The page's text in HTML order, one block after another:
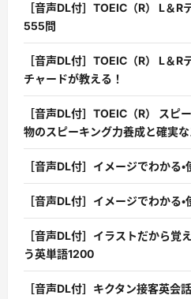
［音声DL付］TOEIC（R） L＆
555問
［音声DL付］TOEIC（R） L＆
チャードが教える！
［音声DL付］TOEIC（R） スピ
物のスピーキング力養成と確実
［音声DL付］イメージでわかる
［音声DL付］イメージでわかる
［音声DL付］イラストだから覚
う英単語1200
［音声DL付］キクタン接客英会